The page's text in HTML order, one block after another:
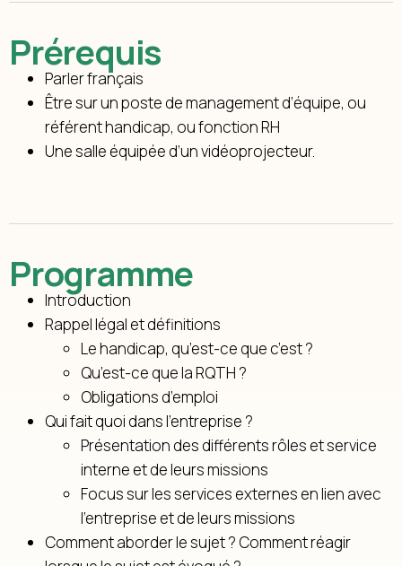
Prérequis
Parler français
Être sur un poste de management d’équipe, ou
référent handicap, ou fonction RH
Une salle équipée d’un vidéoprojecteur.
Programme
Introduction
Rappel légal et définitions
Le handicap, qu’est-ce que c’est ?
Qu’est-ce que la RQTH ?
Obligations d’emploi
Qui fait quoi dans l’entreprise ?
Présentation des différents rôles et service
interne et de leurs missions
Focus sur les services externes en lien avec
l’entreprise et de leurs missions
Comment aborder le sujet ? Comment réagir